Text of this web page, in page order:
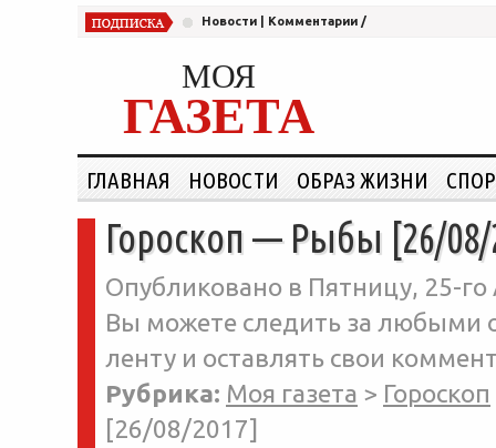
Новости Комментарии /
МОЯ
ГАЗЕТА
ГЛАВНАЯ НОВОСТИ ОБРАЗ ЖИЗНИ
Гороскоп — Рыбы [26/08/
Опубликовано в Пятницу, 25-го
Вы можете следить за любыми
ленту и оставлять свои
Рубрика: Моя газета > Гороскоп
[26/08/2017]